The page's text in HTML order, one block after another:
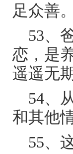
足众善。
53、
恋，是
遥遥无
54、
和其他
55、